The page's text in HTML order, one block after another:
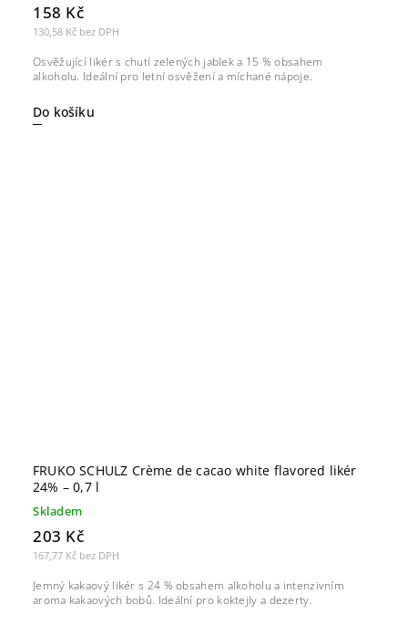
130,58 Kč bez DPH
158 Kč
Do košíku
Osvěžující likér s chutí zelených jablek a 15 % obsahem
alkoholu. Ideální pro letní osvěžení a míchané nápoje.
FRUKO SCHULZ Crème de cacao white flavored likér
24% – 0,7 l
Skladem
167,77 Kč bez DPH
203 Kč
Jemný kakaový likér s 24 % obsahem alkoholu a intenzivním
aroma kakaových bobů. Ideální pro koktejly a dezerty.